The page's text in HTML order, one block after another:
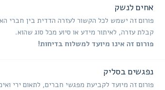
אחים לנשק
פורום זה ישמש לכל הקשור לעזרה הדדית בין חברי
קבלת עזרה, לאיתור מידע או סיוע מכל סוג שהוא.
פורום זה אינו מיועד למשלוח בדיחות!
נפגשים בסליק
פורום זה מיועד לקביעת מפגשי חברים, לתאום ירי